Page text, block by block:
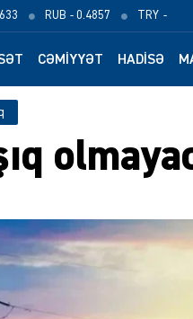
RUB - 0.4857 TRY -
CƏMIYYƏT HADISƏ